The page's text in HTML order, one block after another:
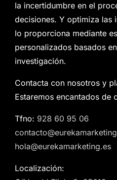
la incertidumbre en el
decisiones. Y optimiza las
lo proporciona mediante
personalizados basados
investigación.
Contacta con nosotros y
Estaremos encantados de
Tfno: 928 60 95 06
hola@eurekamarketing.es
Localización: